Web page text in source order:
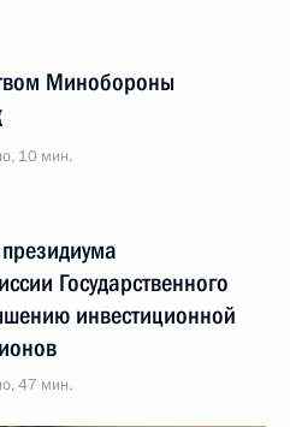
Минобороны
10 мин.
Государственного
инвестиционной
47 мин.